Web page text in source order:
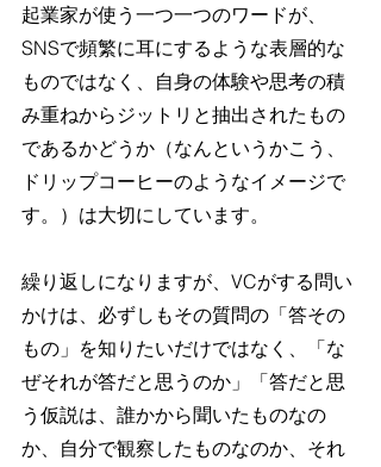
起業家が使う一つ一つのワードが、
SNSで頻繁に耳にするような表層的な
ものではなく、自身の体験や思考の積
み重ねからジットリと抽出されたもの
であるかどうか（なんというかこう、
ドリップコーヒーのようなイメージで
す。）は大切にしています。
繰り返しになりますが、VCがする問い
かけは、必ずしもその質問の「答その
もの」を知りたいだけではなく、「な
ぜそれが答だと思うのか」「答だと思
う仮説は、誰かから聞いたものなの
か、自分で観察したものなのか、それ